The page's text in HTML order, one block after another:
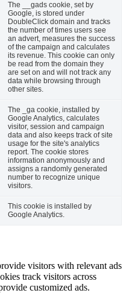
The __gads cookie, set by
Google, is stored under
DoubleClick domain and tracks
the number of times users see
an advert, measures the success
of the campaign and calculates
its revenue. This cookie can only
be read from the domain they
are set on and will not track any
data while browsing through
other sites.
The _ga cookie, installed by
Google Analytics, calculates
visitor, session and campaign
data and also keeps track of site
usage for the site's analytics
report. The cookie stores
information anonymously and
assigns a randomly generated
number to recognize unique
visitors.
This cookie is installed by
Google Analytics.
visitors with relevant ads
track visitors across
customized ads.